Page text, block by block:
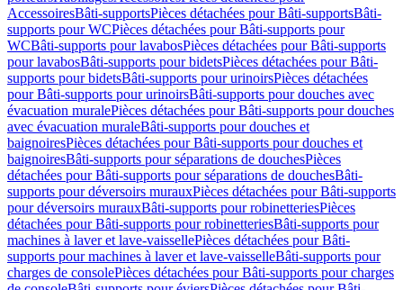
AccessoiresBâti-supportsPièces détachées pour Bâti-supportsBâti-
supports pour WCPièces détachées pour Bâti-supports pour
WCBâti-supports pour lavabosPièces détachées pour Bâti-supports
pour lavabosBâti-supports pour bidetsPièces détachées pour Bâti-
supports pour bidetsBâti-supports pour urinoirsPièces détachées
pour Bâti-supports pour urinoirsBâti-supports pour douches avec
évacuation muralePièces détachées pour Bâti-supports pour douches
avec évacuation muraleBâti-supports pour douches et
baignoiresPièces détachées pour Bâti-supports pour douches et
baignoiresBâti-supports pour séparations de douchesPièces
détachées pour Bâti-supports pour séparations de douchesBâti-
supports pour déversoirs murauxPièces détachées pour Bâti-supports
pour déversoirs murauxBâti-supports pour robinetteriesPièces
détachées pour Bâti-supports pour robinetteriesBâti-supports pour
machines à laver et lave-vaissellePièces détachées pour Bâti-
supports pour machines à laver et lave-vaisselleBâti-supports pour
charges de consolePièces détachées pour Bâti-supports pour charges